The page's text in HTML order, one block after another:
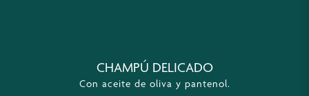
CHAMPÚ DELICADO
Con aceite de oliva y pantenol.